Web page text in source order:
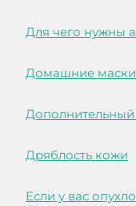
Для чего нужны
Домашние маски
Дряблость кожи
Если у вас